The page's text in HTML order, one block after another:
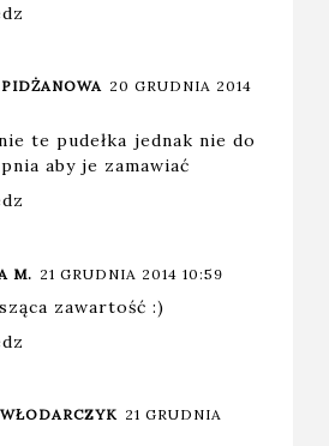
20 GRUDNIA 2014
te pudełka jednak nie do
aby je zamawiać
M. 21 GRUDNIA 2014 10:59
zawartość :)
21 GRUDNIA